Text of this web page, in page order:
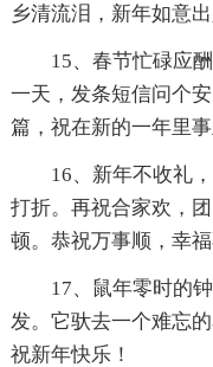
乡清流泪，新年如意出
15、春节忙碌应
一天，发条短信问个
篇，祝在新的一年里
16、新年不收礼
打折。再祝合家欢，
顿。恭祝万事顺，幸福
17、鼠年零时的
发。它驮去一个难忘
祝新年快乐！